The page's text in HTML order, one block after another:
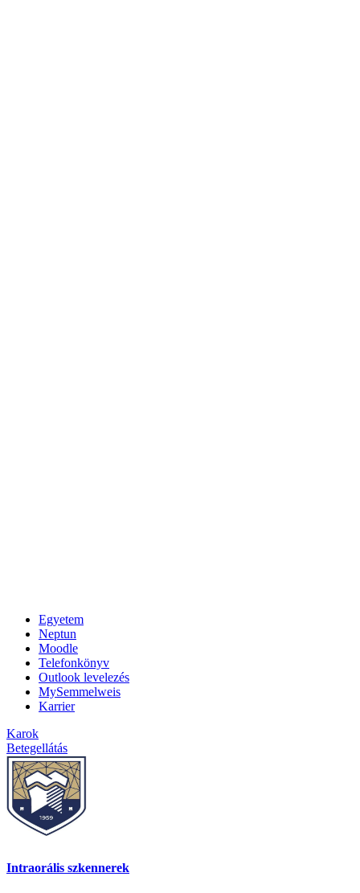
Egyetem
Neptun
Moodle
Telefonkönyv
Outlook levelezés
MySemmelweis
Karrier
Karok
Betegellátás
Intraorális szkennerek